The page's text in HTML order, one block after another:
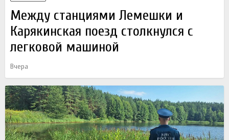
Между станциями Лемешки и
Карякинская поезд столкнулся с
легковой машиной
Вчера